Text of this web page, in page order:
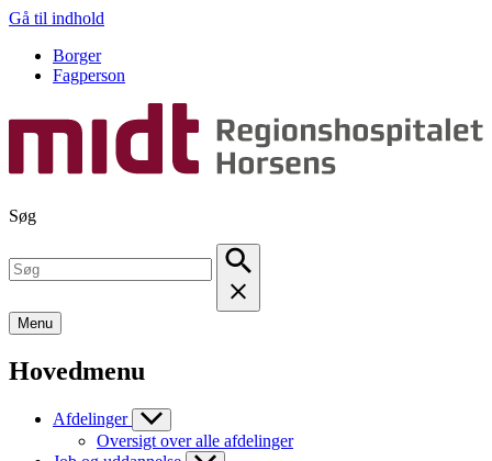
Gå til indhold
Borger
Fagperson
Søg
Menu
Hovedmenu
Afdelinger
Oversigt over alle afdelinger